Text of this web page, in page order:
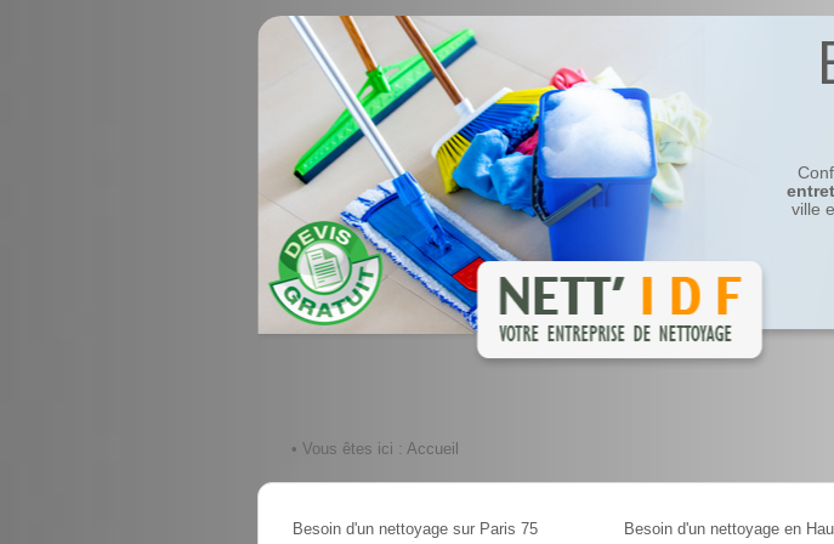
ville
• Vous êtes ici : Accueil
Besoin d'un nettoyage sur Paris 75
Besoin d'un nettoyage en